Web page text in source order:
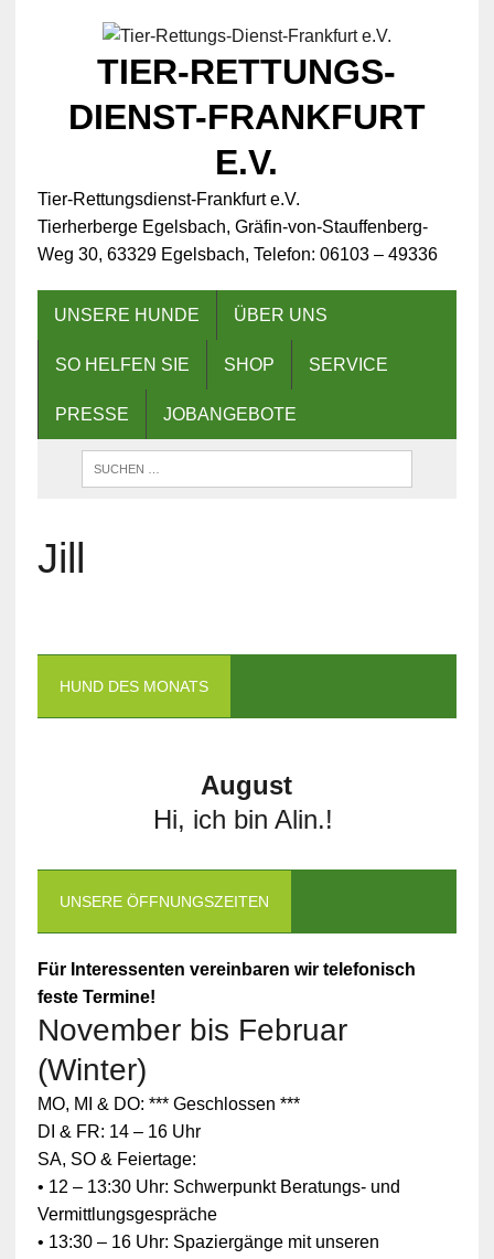
TIER-RETTUNGS-
DIENST-FRANKFURT
E.V.
Tier-Rettungsdienst-Frankfurt e.V.
Tierherberge Egelsbach, Gräfin-von-Stauffenberg-
Weg 30, 63329 Egelsbach, Telefon: 06103 – 49336
UNSERE HUNDE ÜBER UNS
SO HELFEN SIE SHOP SERVICE
PRESSE JOBANGEBOTE
Jill
HUND DES MONATS
August
Hi, ich bin Alin.!
UNSERE ÖFFNUNGSZEITEN
Für Interessenten vereinbaren wir telefonisch
feste Termine!
November bis Februar
(Winter)
MO, MI & DO: *** Geschlossen ***
DI & FR: 14 – 16 Uhr
SA, SO & Feiertage:
• 12 – 13:30 Uhr: Schwerpunkt Beratungs- und
Vermittlungsgespräche
• 13:30 – 16 Uhr: Spaziergänge mit unseren